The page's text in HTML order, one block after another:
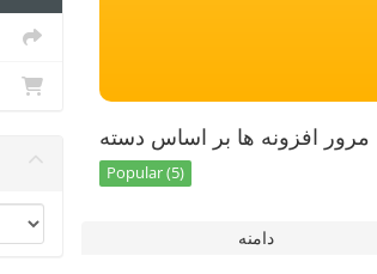
مرور افزونه ها بر اساس دسته
Popular (5)
دامنه